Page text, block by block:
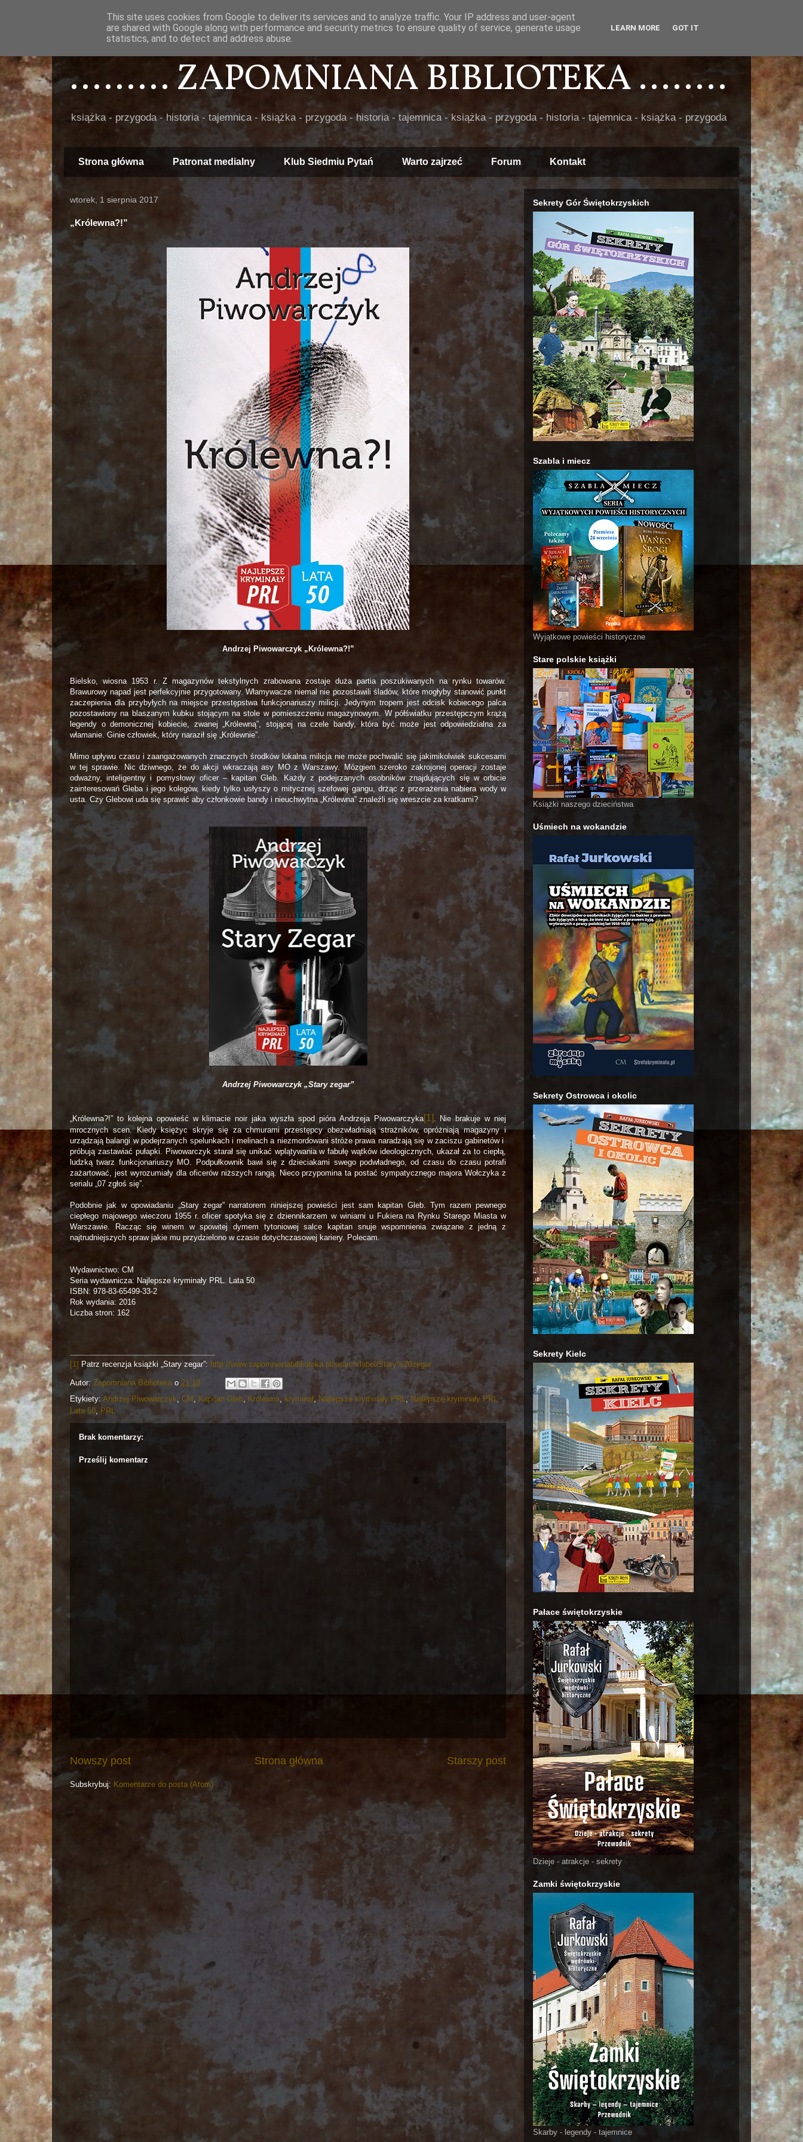
......... ZAPOMNIANA BIBLIOTEKA ........
książka - przygoda - historia - tajemnica - książka - przygoda - historia - tajemnica - książka - przygoda - historia - tajemnica - książka - przygoda
Strona główna Patronat medialny Klub Siedmiu Pytań Warto zajrzeć Forum Kontakt
wtorek, 1 sierpnia 2017
„Królewna?!”
Andrzej Piwowarczyk „Królewna?!”
Bielsko, wiosna 1953 r. Z magazynów tekstylnych zrabowana zostaje duża partia poszukiwanych na rynku towarów.
Brawurowy napad jest perfekcyjnie przygotowany. Włamywacze niemal nie pozostawili śladów, które mogłyby stanowić punkt
zaczepienia dla przybyłych na miejsce przestępstwa funkcjonariuszy milicji. Jedynym tropem jest odcisk kobiecego palca
pozostawiony na blaszanym kubku stojącym na stole w pomieszczeniu magazynowym. W półświatku przestępczym krążą
legendy o demonicznej kobiecie, zwanej „Królewną”, stojącej na czele bandy, która być może jest odpowiedzialna za
włamanie. Ginie człowiek, który naraził się „Królewnie”.
Mimo upływu czasu i zaangażowanych znacznych środków lokalna milicja nie może pochwalić się jakimikolwiek sukcesami
w tej sprawie. Nic dziwnego, że do akcji wkraczają asy MO z Warszawy. Mózgiem szeroko zakrojonej operacji zostaje
odważny, inteligentny i pomysłowy oficer – kapitan Gleb. Każdy z podejrzanych osobników znajdujących się w orbicie
zainteresowań Gleba i jego kolegów, kiedy tylko usłyszy o mitycznej szefowej gangu, drżąc z przerażenia nabiera wody w
usta. Czy Glebowi uda się sprawić aby członkowie bandy i nieuchwytna „Królewna” znaleźli się wreszcie za kratkami?
Andrzej Piwowarczyk „Stary zegar”
„Królewna?!” to kolejna opowieść w klimacie noir jaka wyszła spod pióra Andrzeja Piwowarczyka[1] . Nie brakuje w niej
mrocznych scen. Kiedy księżyc skryje się za chmurami przestępcy obezwładniają strażników, opróżniają magazyny i
urządzają balangi w podejrzanych spelunkach i melinach a niezmordowani stróże prawa naradzają się w zaciszu gabinetów i
próbują zastawiać pułapki. Piwowarczyk starał się unikać wplątywania w fabułę wątków ideologicznych, ukazał za to ciepłą,
ludzką twarz funkcjonariuszy MO. Podpułkownik bawi się z dzieciakami swego podwładnego, od czasu do czasu potrafi
zażartować, jest wyrozumiały dla oficerów niższych rangą. Nieco przypomina ta postać sympatycznego majora Wołczyka z
serialu „07 zgłoś się”.
Podobnie jak w opowiadaniu „Stary zegar” narratorem niniejszej powieści jest sam kapitan Gleb. Tym razem pewnego
ciepłego majowego wieczoru 1955 r. oficer spotyka się z dziennikarzem w winiarni u Fukiera na Rynku Starego Miasta w
Warszawie. Racząc się winem w spowitej dymem tytoniowej salce kapitan snuje wspomnienia związane z jedną z
najtrudniejszych spraw jakie mu przydzielono w czasie dotychczasowej kariery. Polecam.
Wydawnictwo: CM
Seria wydawnicza: Najlepsze kryminały PRL. Lata 50
ISBN: 978-83-65499-33-2
Rok wydania: 2016
Liczba stron: 162
[1] Patrz recenzja książki „Stary zegar”: http://www.zapomnianabiblioteka.pl/search/label/Stary%20zegar
Autor: Zapomniana Biblioteka o 21:18
Etykiety: Andrzej Piwowarczyk, CM , Kapitan Gleb, Królewna, kryminał,Najlepsze kryminały PRL, Najlepsze kryminały PRL
Lata 50, PRL
Brak komentarzy:
Prześlij komentarz
Nowszy post Starszy post
Strona główna
Subskrybuj: Komentarze do posta (Atom)
Sekrety Gór Świętokrzyskich
Szabla i miecz
Wyjątkowe powieści historyczne
Stare polskie książki
Książki naszego dzieciństwa
Uśmiech na wokandzie
Sekrety Ostrowca i okolic
Sekrety Kielc
Pałace świętokrzyskie
Dzieje - atrakcje - sekrety
Zamki świętokrzyskie
Skarby - legendy - tajemnice
This site uses cookies from Google to deliver its services and to analyze traffic. Your IP address and user-agent
are shared with Google along with performance and security metrics to ensure quality of service, generate usage
statistics, and to detect and address abuse.
LEARN MORE GOT IT